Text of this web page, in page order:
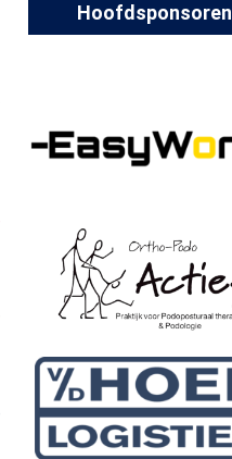
Hoofdsponsoren